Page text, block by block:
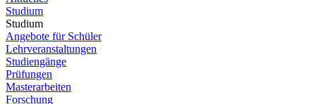
Studium
Studium
Angebote für Schüler
Lehrveranstaltungen
Studiengänge
Prüfungen
Masterarbeiten
Forschung